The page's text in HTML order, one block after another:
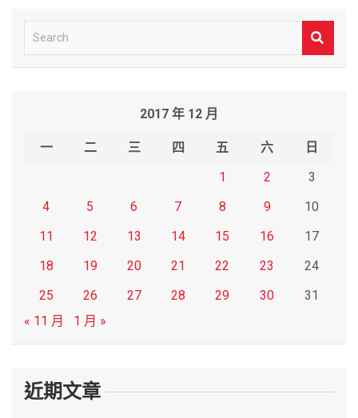
e
2017 年 12 月
一 二 三 四 五 六
日
1
2
3
4
5 6 7 8 9
10
11
12 13 14 15 16
17
18
19 20 21 22 23
24
25
26 27 28 29 30
31
« 11 月
1 月 »
近期文章